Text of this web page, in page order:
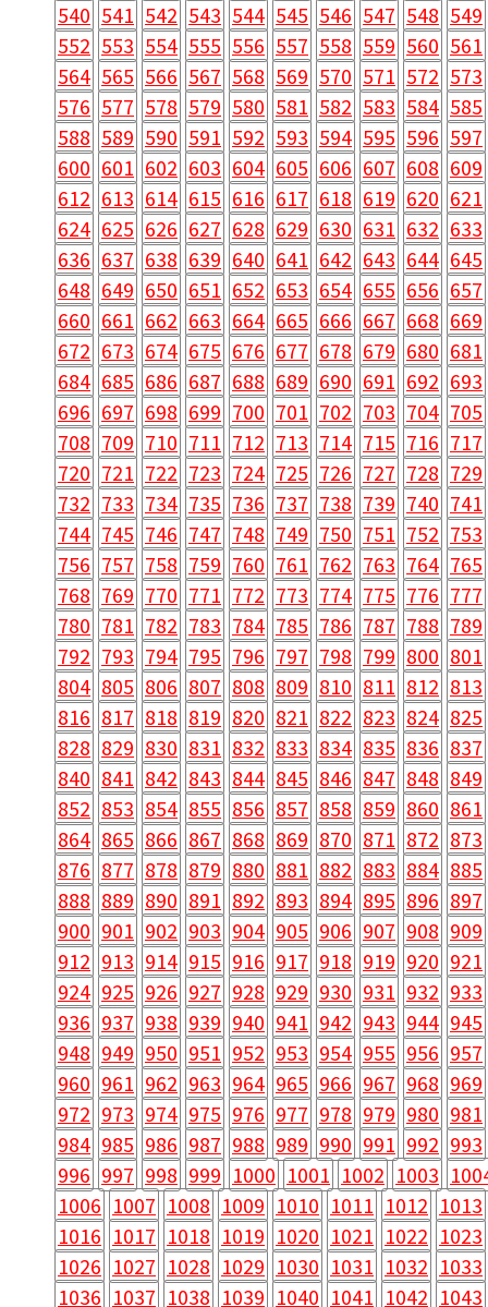
540 541 542 543 544 545 546 547 548 549
552 553 554 555 556 557 558 559 560 561
564 565 566 567 568 569 570 571 572 573
576 577 578 579 580 581 582 583 584 585
588 589 590 591 592 593 594 595 596 597
600 601 602 603 604 605 606 607 608 609
612 613 614 615 616 617 618 619 620 621
624 625 626 627 628 629 630 631 632 633
636 637 638 639 640 641 642 643 644 645
648 649 650 651 652 653 654 655 656 657
660 661 662 663 664 665 666 667 668 669
672 673 674 675 676 677 678 679 680 681
684 685 686 687 688 689 690 691 692 693
696 697 698 699 700 701 702 703 704 705
708 709 710 711 712 713 714 715 716 717
720 721 722 723 724 725 726 727 728 729
732 733 734 735 736 737 738 739 740 741
744 745 746 747 748 749 750 751 752 753
756 757 758 759 760 761 762 763 764 765
768 769 770 771 772 773 774 775 776 777
780 781 782 783 784 785 786 787 788 789
792 793 794 795 796 797 798 799 800 801
804 805 806 807 808 809 810 811 812 813
816 817 818 819 820 821 822 823 824 825
828 829 830 831 832 833 834 835 836 837
840 841 842 843 844 845 846 847 848 849
852 853 854 855 856 857 858 859 860 861
864 865 866 867 868 869 870 871 872 873
876 877 878 879 880 881 882 883 884 885
888 889 890 891 892 893 894 895 896 897
900 901 902 903 904 905 906 907 908 909
912 913 914 915 916 917 918 919 920 921
924 925 926 927 928 929 930 931 932 933
936 937 938 939 940 941 942 943 944 945
948 949 950 951 952 953 954 955 956 957
960 961 962 963 964 965 966 967 968 969
972 973 974 975 976 977 978 979 980 981
984 985 986 987 988 989 990 991 992 993
996 997 998 999 1000 1001 1002 1003
1006 1007 1008 1009 1010 1011 1012 1013
1016 1017 1018 1019 1020 1021 1022 1023
1026 1027 1028 1029 1030 1031 1032 1033
1036 1037 1038 1039 1040 1041 1042 1043